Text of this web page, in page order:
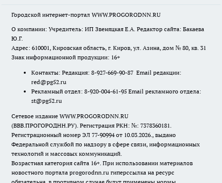
Городской интернет-портал WWW.PROGORODNN.RU
О компании: Учредитель: ИП Звеняцкая Е.А. Редактор сайта: Бакаева
Ю.Г.
Адрес: 610001, Кировская область, г. Киров, ул. Азина, дом № 80, кв. 31
Знак информационной продукции: 16+
Контакты: Редакция: 8-927-669-90-87 Email редакции:
red@pg52.ru
Рекламный отдел: 8-920-004-61-95 Email рекламного отдела:
st@pg52.ru
Сетевое издание WWW.PROGORODNN.RU
(ВВВ.ПРОГОРОДНН.РУ). Регистрация РКН: №: 7378360181.
Регистрационный номер ЭЛ 77-90994 от 10.03.2026., выдано
Федеральной службой по надзору в сфере связи, информационных
технологий и массовых коммуникаций.
Возрастная категория сайта 16+. При использовании материалов
новостного портала progorodnn.ru гиперссылка на ресурс